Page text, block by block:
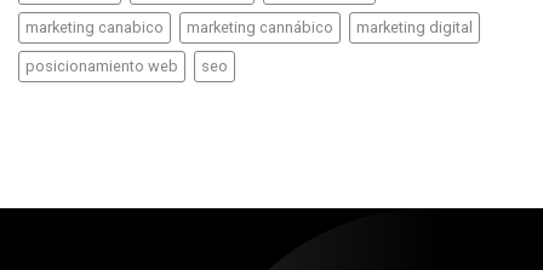
marketing canabico marketing cannábico marketing digital
posicionamiento web seo